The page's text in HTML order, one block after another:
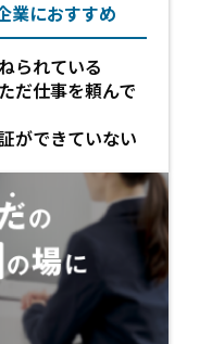
業におすすめ
られている
だ仕事を頼んで
ができていない